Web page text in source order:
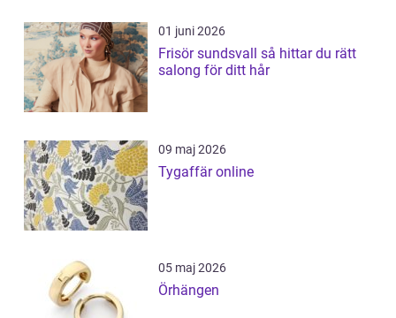
01 juni 2026
Frisör sundsvall så hittar du rätt
salong för ditt hår
09 maj 2026
Tygaffär online
05 maj 2026
Örhängen